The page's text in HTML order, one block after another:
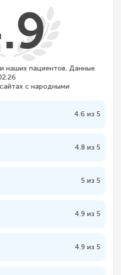
наших пациентов. Данные
с народными
4.6 из 5
4.8 из 5
5 из 5
4.9 из 5
4.9 из 5